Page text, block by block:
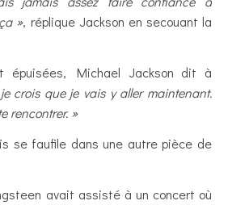
», réplique Jackson en secouant la
épuisées, Michael Jackson dit à
crois que je vais y aller maintenant.
rencontrer. »
se faufile dans une autre pièce de
avait assisté à un concert où